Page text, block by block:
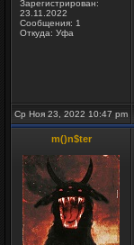
Зарегистрирован:
23.11.2022
Сообщения: 1
Откуда: Уфа
Ср Ноя 23, 2022 10:47 pm
m()n$ter